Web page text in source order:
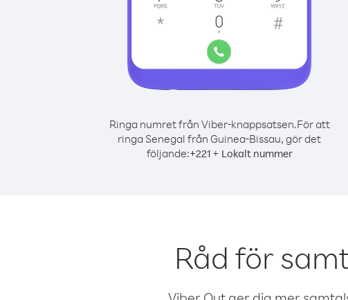
Ringa numret från Viber-knappsatsen.För att
ringa Senegal från Guinea-Bissau, gör det
följande:+221+ Lokalt nummer
Råd för